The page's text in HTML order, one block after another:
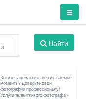
Найти
Хотите запечатлеть незабываемые
моменты? Доверьте свои
фотографии профессионалу!
Услуги талантливого фотографа -